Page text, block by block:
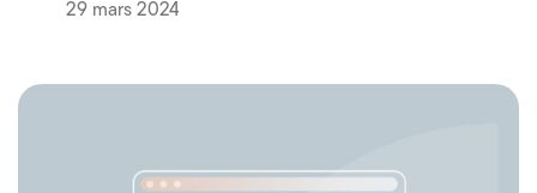
29 mars 2024